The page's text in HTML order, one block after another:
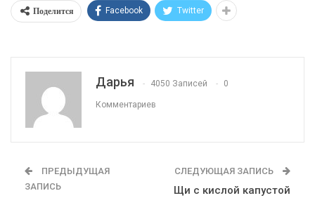
Поделится Facebook Twitter
Дарья 4050 Записей 0
Комментариев
ПРЕДЫДУЩАЯ
ЗАПИСЬ
СЛЕДУЮЩАЯ ЗАПИСЬ
Щи с кислой капустой